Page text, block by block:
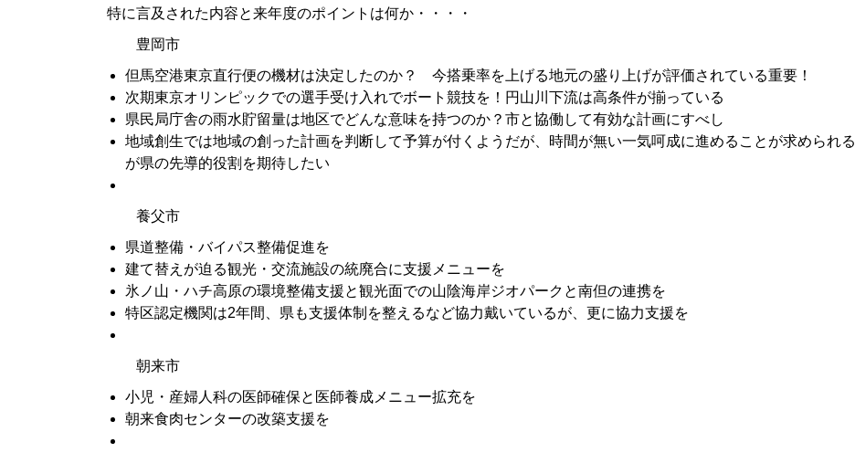
特に言及された内容と来年度のポイントは何か・・・・
豊岡市
但馬空港東京直行便の機材は決定したのか？ 今搭乗率を上げる地元の盛り上げが評価されている重要！
次期東京オリンピックでの選手受け入れでボート競技を！円山川下流は高条件が揃っている
県民局庁舎の雨水貯留量は地区でどんな意味を持つのか？市と協働して有効な計画にすべし
地域創生では地域の創った計画を判断して予算が付くようだが、時間が無い一気呵成に進めることが求められる
が県の先導的役割を期待したい
養父市
県道整備・バイパス整備促進を
建て替えが迫る観光・交流施設の統廃合に支援メニューを
氷ノ山・ハチ高原の環境整備支援と観光面での山陰海岸ジオパークと南但の連携を
特区認定機関は2年間、県も支援体制を整えるなど協力戴いているが、更に協力支援を
朝来市
小児・産婦人科の医師確保と医師養成メニュー拡充を
朝来食肉センターの改築支援を